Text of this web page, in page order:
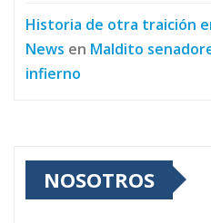
Historia de otra traición
News en Maldito
infierno
NOSOTROS